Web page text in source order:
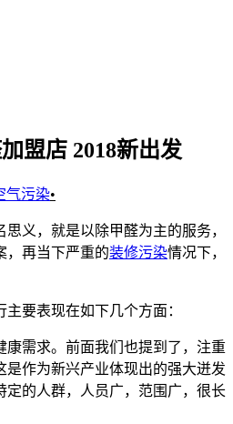
盟店 2018新出发
气污染•
义，就是以除甲醛为主的服务，
，再当下严重的装修污染情况下，
要表现在如下几个方面：
需求。前面我们也提到了，注重
是作为新兴产业体现出的强大迸发
定的人群，人员广，范围广，很长